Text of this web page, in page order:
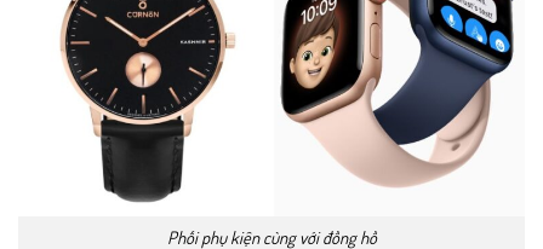
Phối phụ kiện cùng với đồng hồ